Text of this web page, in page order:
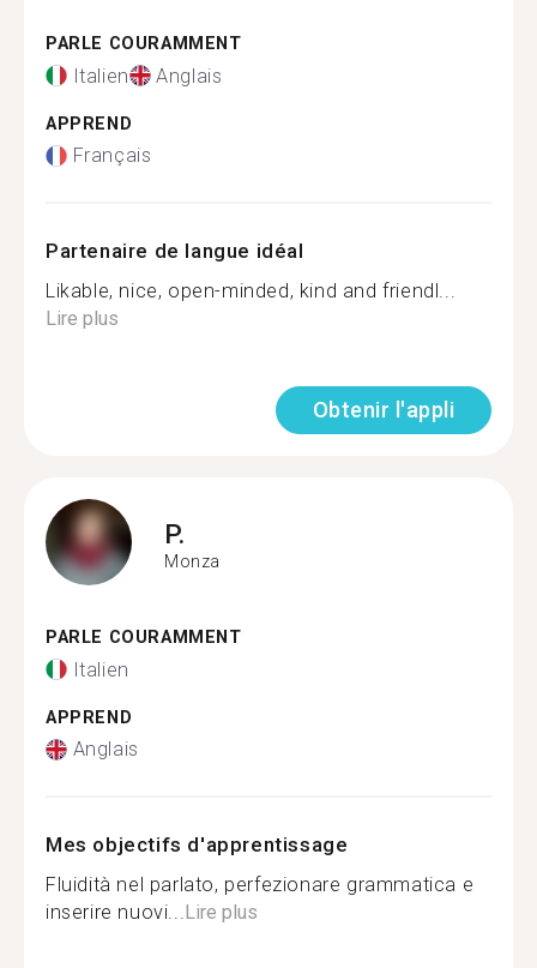
PARLE COURAMMENT
Italien Anglais
APPREND
Français
Partenaire de langue idéal
Likable, nice, open-minded, kind and friendl...
Lire plus
Obtenir l'appli
P.
Monza
PARLE COURAMMENT
Italien
APPREND
Anglais
Mes objectifs d'apprentissage
Fluidità nel parlato, perfezionare grammatica e
inserire nuovi...Lire plus